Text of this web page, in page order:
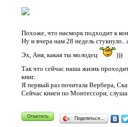
Похоже, что насморк подходит к
Ну и вчера нам 28 недель стукнуло..
Эх, Аня, какая ты молодец
)))
Так что сейчас наша жизнь
книг.
Я первый раз почитала Вербера,
Сейчас книги по Монтессори,
Поделиться…